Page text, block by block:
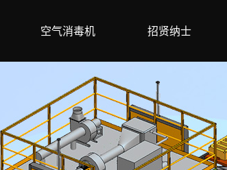
空气消毒机 招贤纳士